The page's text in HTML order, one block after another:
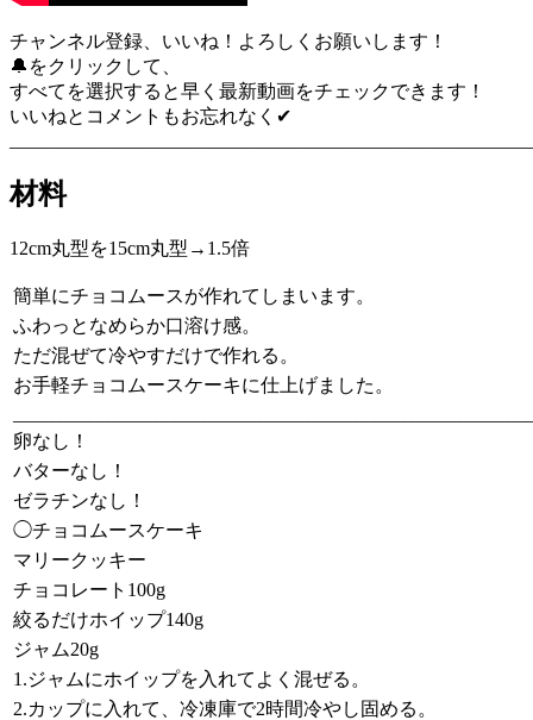
チャンネル登録、いいね！よろしくお願いします！
🔔をクリックして、
すべてを選択すると早く最新動画をチェックできます！
いいねとコメントもお忘れなく✔︎
材料
12cm丸型を15cm丸型→1.5倍
簡単にチョコムースが作れてしまいます。
ふわっとなめらか口溶け感。
ただ混ぜて冷やすだけで作れる。
お手軽チョコムースケーキに仕上げました。
卵なし！
バターなし！
ゼラチンなし！
◯チョコムースケーキ
マリークッキー
チョコレート100g
絞るだけホイップ140g
ジャム20g
1.ジャムにホイップを入れてよく混ぜる。
2.カップに入れて、冷凍庫で2時間冷やし固める。